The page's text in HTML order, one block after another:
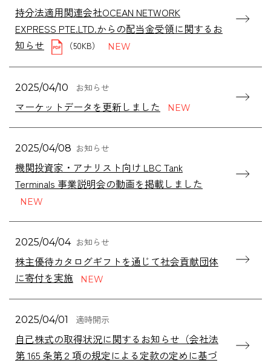
持分法適用関連会社OCEAN NETWORK
EXPRESS PTE.LTD.からの配当金受領に関するお
知らせ
（50KB）
2025/04/10 お知らせ
マーケットデータを更新しました
2025/04/08 お知らせ
機関投資家・アナリスト向け LBC Tank
Terminals 事業説明会の動画を掲載しました
2025/04/04 お知らせ
株主優待カタログギフトを通じて社会貢献団体
に寄付を実施
2025/04/01 適時開示
自己株式の取得状況に関するお知らせ（会社法
第 165 条第２項の規定による定款の定めに基づ